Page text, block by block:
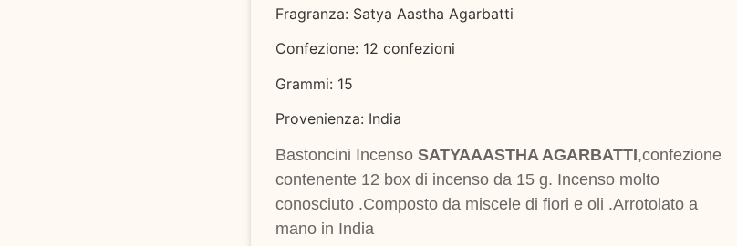
Fragranza: Satya Aastha Agarbatti
Confezione: 12 confezioni
Grammi: 15
Provenienza: India
Bastoncini Incenso SATYAAASTHA AGARBATTI,confezione
contenente 12 box di incenso da 15 g. Incenso molto
conosciuto .Composto da miscele di fiori e oli .Arrotolato a
mano in India